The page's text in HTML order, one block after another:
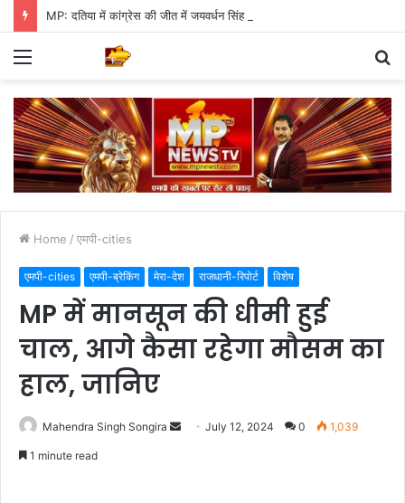
MP: दतिया में कांग्रेस की जीत में जयवर्धन सिंह का जादू, 35 में 30 बूथ जीते
Menu
Home / एमपी-cities
एमपी-cities एमपी-ब्रेकिंग मेरा-देश राजधानी-रिपोर्ट विशेष
MP में मानसून की धीमी हुई
चाल, आगे कैसा रहेगा मौसम का
हाल, जानिए
Mahendra Singh Songira
Send July 12, 2024 0 1,039
1 minute read